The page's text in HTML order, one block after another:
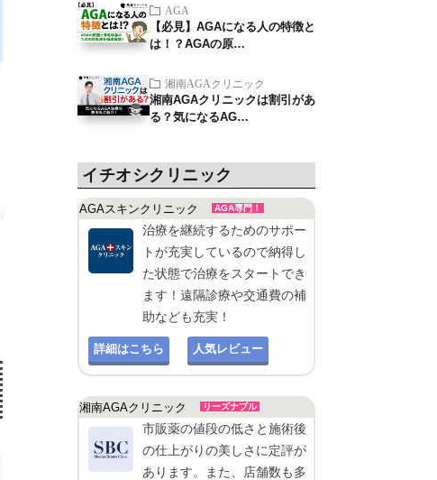
AGA
【必見】AGAになる人の特徴と
は！？AGAの原…
湘南AGAクリニック
湘南AGAクリニックは割引があ
る？気になるAG…
イチオシクリニック
AGAスキンクリニック AGA専門！
治療を継続するためのサポー
トが充実しているので納得し
た状態で治療をスタートでき
ます！遠隔診療や交通費の補
助なども充実！
詳細はこちら 人気レビュー
湘南AGAクリニック リーズナブル
市販薬の値段の低さと施術後
の仕上がりの美しさに定評が
あります。また、店舗数も多